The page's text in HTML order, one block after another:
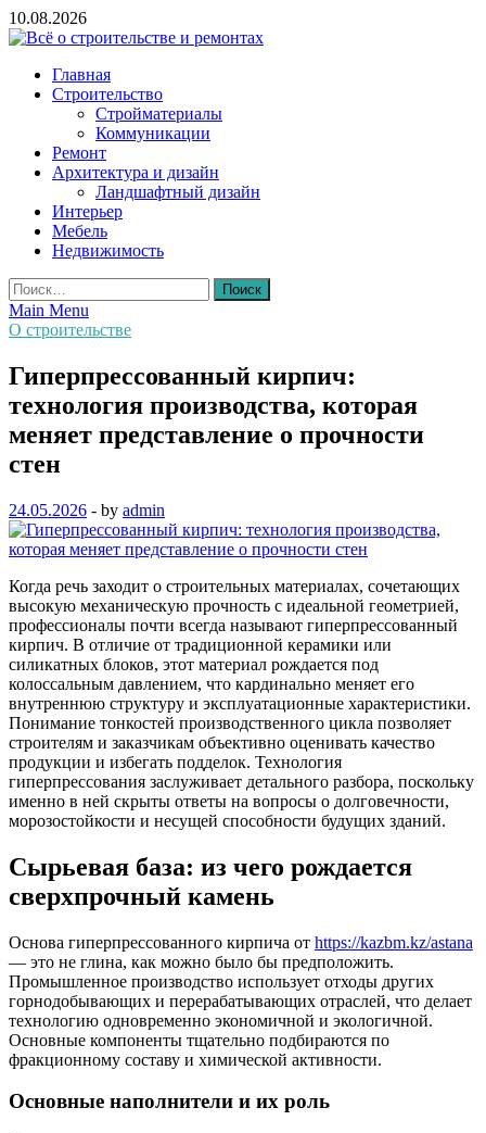
Skip
to
10.08.2026
Всё о строительстве и ремонтах
Главная
Строительство
Стройматериалы
Коммуникации
Ремонт
Архитектура и дизайн
Ландшафтный дизайн
Интерьер
Мебель
Недвижимость
Найти:
Main Menu
О строительстве
Гиперпрессованный кирпич:
технология производства, которая
меняет представление о прочности
стен
24.05.2026 - by admin
Когда речь заходит о строительных материалах, сочетающих
высокую механическую прочность с идеальной геометрией,
профессионалы почти всегда называют гиперпрессованный
кирпич. В отличие от традиционной керамики или
силикатных блоков, этот материал рождается под
колоссальным давлением, что кардинально меняет его
внутреннюю структуру и эксплуатационные характеристики.
Понимание тонкостей производственного цикла позволяет
строителям и заказчикам объективно оценивать качество
продукции и избегать подделок. Технология
гиперпрессования заслуживает детального разбора, поскольку
именно в ней скрыты ответы на вопросы о долговечности,
морозостойкости и несущей способности будущих зданий.
Сырьевая база: из чего рождается
сверхпрочный камень
Основа гиперпрессованного кирпича от https://kazbm.kz/astana
— это не глина, как можно было бы предположить.
Промышленное производство использует отходы других
горнодобывающих и перерабатывающих отраслей, что делает
технологию одновременно экономичной и экологичной.
Основные компоненты тщательно подбираются по
фракционному составу и химической активности.
Основные наполнители и их роль